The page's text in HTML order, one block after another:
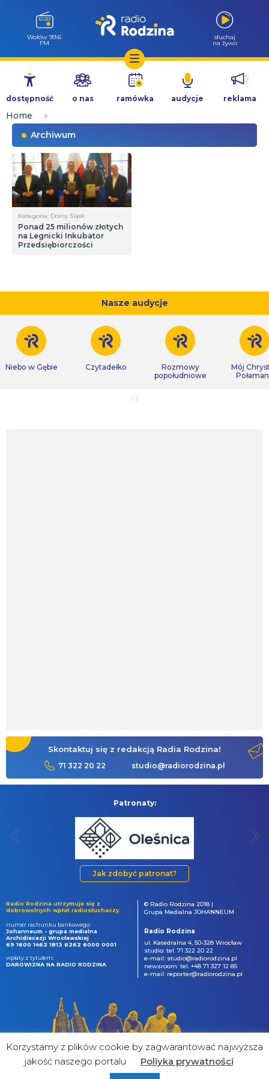
Przejdź
treści
Wołów 99.6
FM
słuchaj
na żywo
dostępność o nas ramówka audycje reklama
Home
»
Archiwum
Kategoria: Dolny Śląsk
Ponad 25 milionów złotych
na Legnicki Inkubator
Przedsiębiorczości
Nasze audycje
Niebo w Gębie Czytadełko
Rozmowy
popołudniowe
Mój
Skontaktuj się z redakcją Radia Rodzina!
71 322 20 22 studio@radiorodzina.pl
Patronaty:
Jak zdobyć patronat?
Radio Rodzina utrzymuje się z
dobrowolnych wpłat radiosłuchaczy.
numer rachunku bankowego:
Johanneum - grupa medialna
Archidiecezji Wrocławskiej
69 1600 1462 1813 6262 6000 0001
wpłaty z tytułem:
DAROWIZNA NA RADIO RODZINA
© Radio Rodzina 2018 |
Grupa Medialna JOHANNEUM
Radio Rodzina
ul. Katedralna 4, 50-328 Wrocław
studio: tel. 71 322 20 22
e-mail: studio@radiorodzina.pl
newsroom: tel. +48 71 327 12 85
e-mail: reporter@radiorodzina.pl
Korzystamy z plików cookie by zagwarantować najwyższa
jakość naszego portalu
Poliyka prywatności